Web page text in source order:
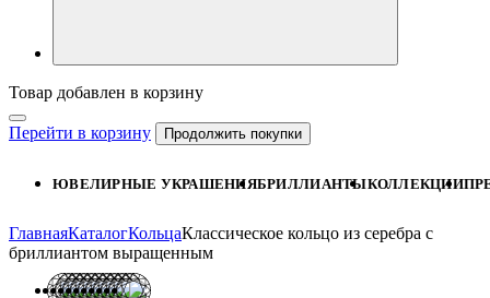
Товар добавлен в корзину
Перейти в корзину Продолжить покупки
ЮВЕЛИРНЫЕ УКРАШЕНИЯБРИЛЛИАНТЫКОЛЛЕКЦИИ
ГлавнаяКаталогКольцаКлассическое кольцо из серебра с
бриллиантом выращенным